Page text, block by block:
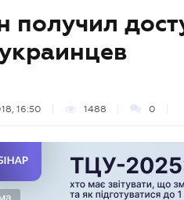
получил
16:50 1488 0